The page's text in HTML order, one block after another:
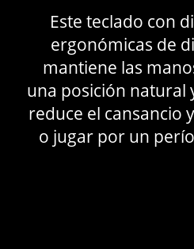
Este teclado con
ergonómicas de
mantiene las
una posición natural
reduce el cansancio
o jugar por un